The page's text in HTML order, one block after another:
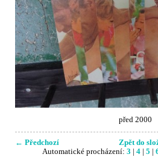
před 2000
← Předchozí
Zpět do
Automatické procházení: 3 4| 5